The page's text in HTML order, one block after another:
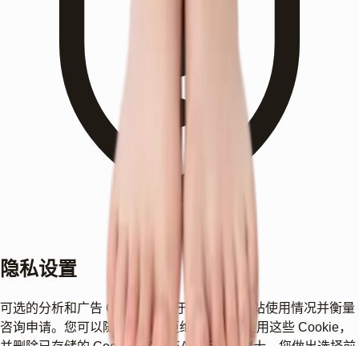
隐私设置
可选的分析和广告 Cookie 有助于我们了解网站使用情况并衡量
咨询申请。您可以随时拒绝：拒绝后将停止使用这些 Cookie，